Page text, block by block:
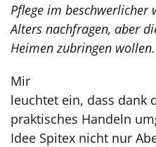
Pflege im beschwerlicher
Alters nachfragen, aber
Heimen zubringen wollen.
Mir
leuchtet ein, dass dank
praktisches Handeln
Idee Spitex nicht nur